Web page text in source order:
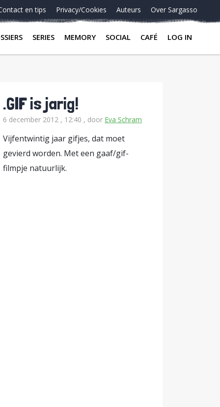
en tips Privacy/Cookies Auteurs Over Sargasso
SERIES MEMORY SOCIAL CAFÉ LOG IN
.GIF is jarig!
6 december 2012 , 12:40 , door Eva Schram
Vijfentwintig jaar gifjes, dat moet
gevierd worden. Met een gaaf/gif-
filmpje natuurlijk.